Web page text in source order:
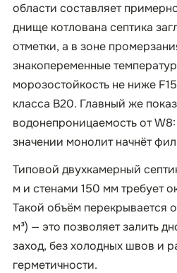
области составляет
днище котлована септика
отметки, а в зоне
знакопеременные
морозостойкость не ниже
класса B20. Главный же
водонепроницаемость от
значении монолит начнёт
Типовой двухкамерный
м и стенами 150 мм требует
Такой объём перекрывается
м³) — это позволяет залить
заход, без холодных швов и
герметичности.